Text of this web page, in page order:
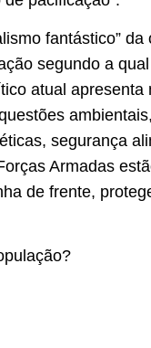
fantástico” da
segundo a
atual apresenta
ambientais,
segurança
Armadas
de frente,